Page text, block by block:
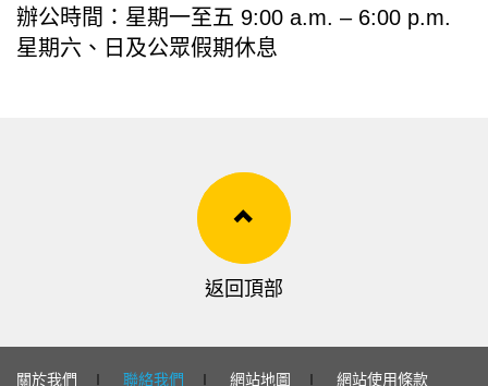
辦公時間：星期一至五 9:00 a.m. – 6:00 p.m.
星期六、日及公眾假期休息
返回頂部
關於我們 ∣ 聯絡我們 ∣ 網站地圖 ∣ 網站使用條款